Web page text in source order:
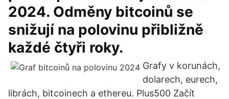
2024. Odměny bitcoinů se
snižují na polovinu přibližně
každé čtyři roky.
Grafy v korunách,
dolarech, eurech,
librách, bitcoinech a ethereu. Plus500 Začít